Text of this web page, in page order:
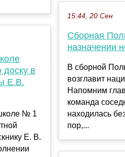
в
Е.В.
№ 1
Е. В.
15:44, 20 Сен
Сборная
назначении
В сборной
возглавит
Напомним
команда
находилась
пор,...